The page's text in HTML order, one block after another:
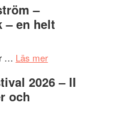
–
– en helt
… Läs merom
Håkan
2026 – II
och